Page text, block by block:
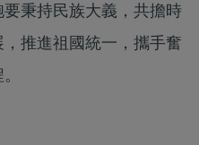
秉持民族大義，共擔時
推進祖國統一，攜手奮